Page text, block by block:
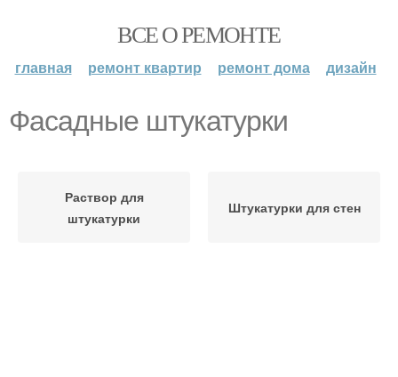
ВСЕ О РЕМОНТЕ
главная ремонт квартир ремонт дома дизайн
Фасадные штукатурки
Раствор для
штукатурки
Штукатурки для стен